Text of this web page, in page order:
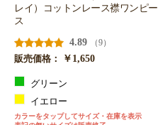
レイ）コットンレース襟ワンピー
ス
4.89
（9）
販売価格：
￥1,650
グリーン
イエロー
カラーをタップしてサイズ・在庫を表示